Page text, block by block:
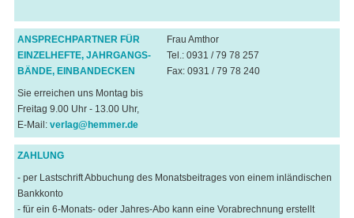
ANSPRECHPARTNER FÜR
EINZELHEFTE, JAHRGANGS-
BÄNDE, EINBANDECKEN
Sie erreichen uns Montag bis
Freitag 9.00 Uhr - 13.00 Uhr,
E-Mail: verlag@hemmer.de
Frau Amthor
Tel.: 0931 / 79 78 257
Fax: 0931 / 79 78 240
ZAHLUNG
- per Lastschrift Abbuchung des Monatsbeitrages von einem inländischen
Bankkonto
- für ein 6-Monats- oder Jahres-Abo kann eine Vorabrechnung erstellt